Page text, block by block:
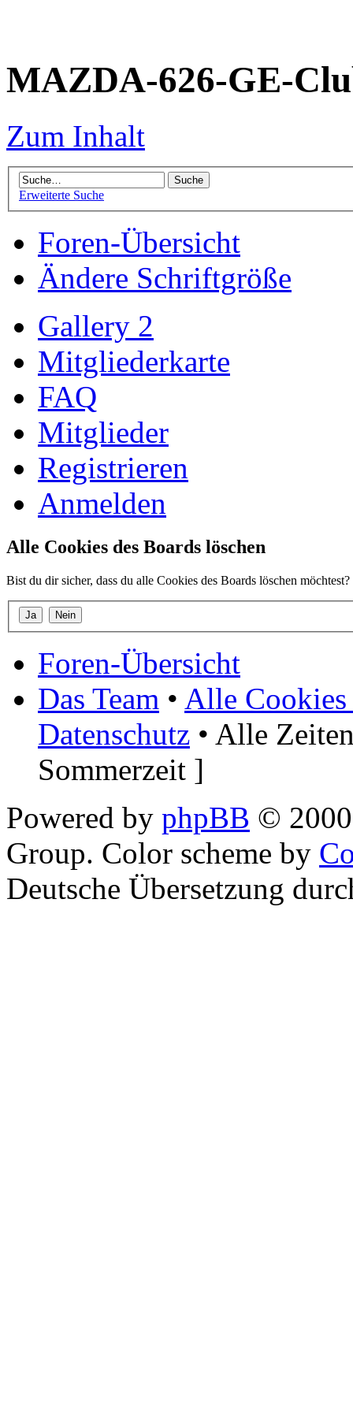
MAZDA-626-GE-
Zum Inhalt
Erweiterte Suche
Foren-Übersicht
Ändere Schriftgröße
Gallery 2
Mitgliederkarte
FAQ
Mitglieder
Registrieren
Anmelden
Alle Cookies des Boards löschen
Bist du dir sicher, dass du alle Cookies des Boards löschen möchtest?
Foren-Übersicht
Das Team • Alle Cookies
Datenschutz • Alle
Sommerzeit ]
Powered by phpBB ©
Group. Color scheme by
Deutsche Übersetzung